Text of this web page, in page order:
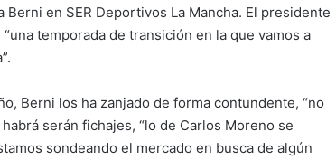
en SER Deportivos La Mancha. El presidente
temporada de transición en la que vamos a
Berni los ha zanjado de forma contundente, “no
serán fichajes, “lo de Carlos Moreno se
sondeando el mercado en busca de algún